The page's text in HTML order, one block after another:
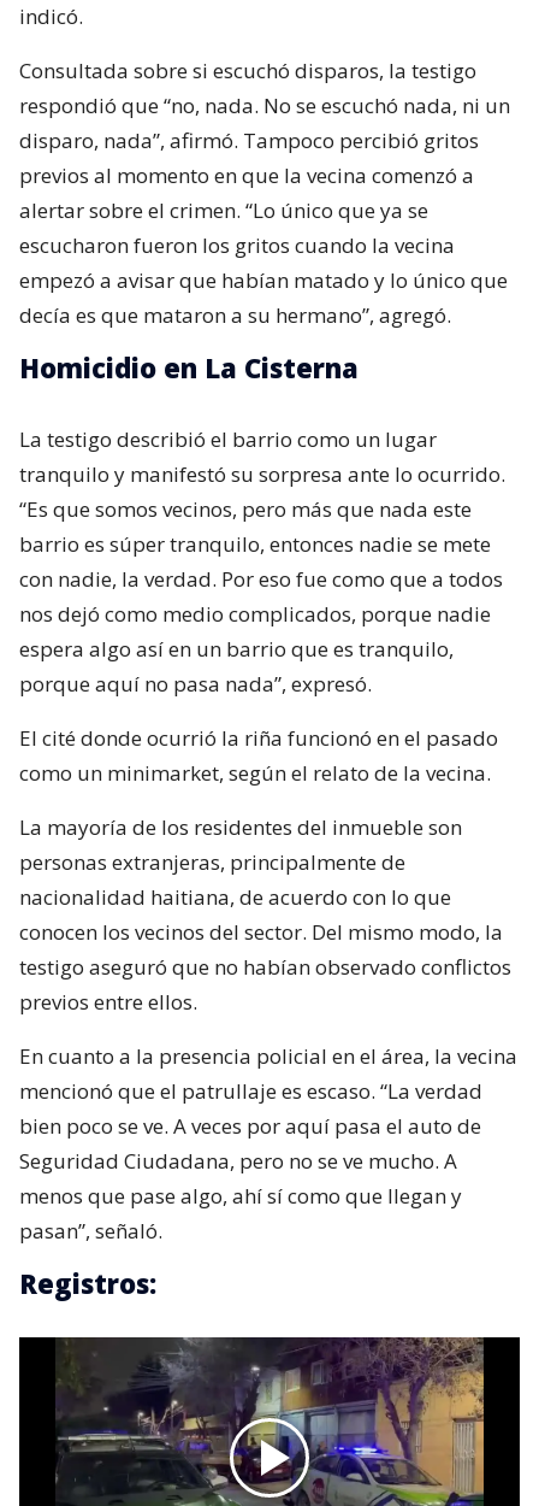
indicó.
Consultada sobre si escuchó disparos, la testigo
respondió que “no, nada. No se escuchó nada, ni un
disparo, nada”, afirmó. Tampoco percibió gritos
previos al momento en que la vecina comenzó a
alertar sobre el crimen. “Lo único que ya se
escucharon fueron los gritos cuando la vecina
empezó a avisar que habían matado y lo único que
decía es que mataron a su hermano”, agregó.
Homicidio en La Cisterna
La testigo describió el barrio como un lugar
tranquilo y manifestó su sorpresa ante lo ocurrido.
“Es que somos vecinos, pero más que nada este
barrio es súper tranquilo, entonces nadie se mete
con nadie, la verdad. Por eso fue como que a todos
nos dejó como medio complicados, porque nadie
espera algo así en un barrio que es tranquilo,
porque aquí no pasa nada”, expresó.
El cité donde ocurrió la riña funcionó en el pasado
como un minimarket, según el relato de la vecina.
La mayoría de los residentes del inmueble son
personas extranjeras, principalmente de
nacionalidad haitiana, de acuerdo con lo que
conocen los vecinos del sector. Del mismo modo, la
testigo aseguró que no habían observado conflictos
previos entre ellos.
En cuanto a la presencia policial en el área, la vecina
mencionó que el patrullaje es escaso. “La verdad
bien poco se ve. A veces por aquí pasa el auto de
Seguridad Ciudadana, pero no se ve mucho. A
menos que pase algo, ahí sí como que llegan y
pasan”, señaló.
Registros: